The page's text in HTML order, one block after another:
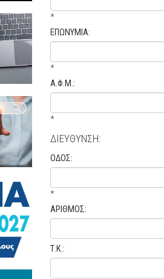
*
ΕΠΩΝΥΜΙΑ:
*
Α.Φ.Μ.:
*
ΔΙΕΥΘΥΝΣΗ:
ΟΔΟΣ:
*
ΑΡΙΘΜΟΣ:
Τ.Κ.: